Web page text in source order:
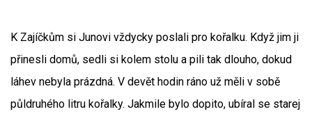
K Zajíčkům si Junovi vždycky poslali pro kořalku. Když jim ji
přinesli domů, sedli si kolem stolu a pili tak dlouho, dokud
láhev nebyla prázdná. V devět hodin ráno už měli v sobě
půldruhého litru kořalky. Jakmile bylo dopito, ubíral se starej